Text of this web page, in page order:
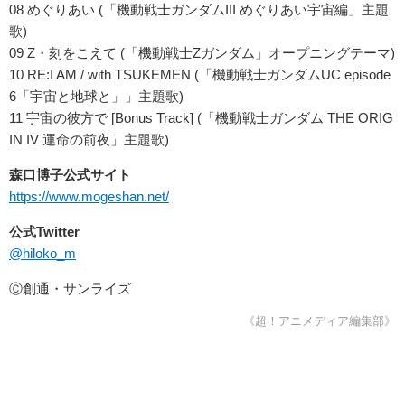
08 めぐりあい (「機動戦士ガンダムIII めぐりあい宇宙編」主題
歌)
09 Ζ・刻をこえて (「機動戦士Ζガンダム」オープニングテーマ)
10 RE:I AM / with TSUKEMEN (「機動戦士ガンダムUC episode
6「宇宙と地球と」」主題歌)
11 宇宙の彼方で [Bonus Track] (「機動戦士ガンダム THE ORIG
IN IV 運命の前夜」主題歌)
森口博子公式サイト
https://www.mogeshan.net/
公式Twitter
@hiloko_m
Ⓒ創通・サンライズ
《超！アニメディア編集部》